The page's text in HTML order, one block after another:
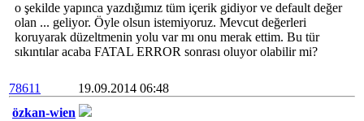
o şekilde yapınca yazdığımız tüm içerik gidiyor ve default değer
olan ... geliyor. Öyle olsun istemiyoruz. Mevcut değerleri
koruyarak düzeltmenin yolu var mı onu merak ettim. Bu tür
sıkıntılar acaba FATAL ERROR sonrası oluyor olabilir mi?
78611
19.09.2014 06:48
özkan-wien